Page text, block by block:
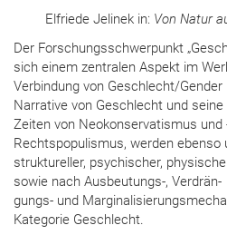
Elfriede Jelinek in: Von Natur
Der Forschungsschwerpunkt
sich einem zentralen Aspekt im
Verbindung von Geschlecht/Gender
Narrative von Geschlecht und
Zeiten von Neokonservatismus
Rechtspopulismus, werden
struktureller, psychischer,
sowie nach Ausbeutungs-, Verdrän-
gungs- und
Kategorie Geschlecht.